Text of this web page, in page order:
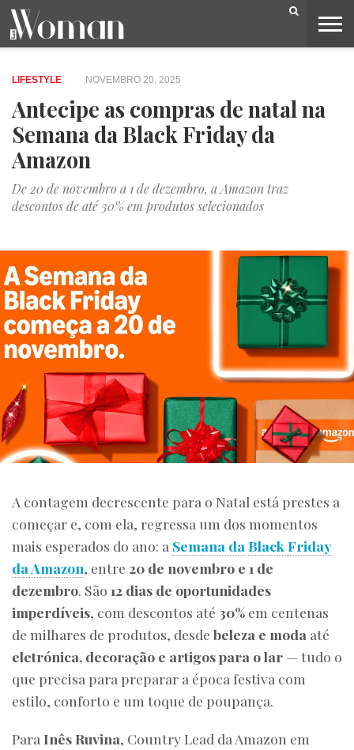
BELEZA
CAPA
LIFESTYLE
MODA
OPINIÃO
PESSOAS
SOCIEDADE
VIDEOS
LIFESTYLE NOVEMBRO 20, 2025
Antecipe as compras de natal na
Semana da Black Friday da
Amazon
De 20 de novembro a 1 de dezembro, a Amazon traz
descontos de até 30% em produtos selecionados
A contagem decrescente para o Natal está prestes a
começar e, com ela, regressa um dos momentos
mais esperados do ano: a Semana da Black Friday
da Amazon, entre 20 de novembro e 1 de
dezembro. São 12 dias de oportunidades
imperdíveis, com descontos até 30% em centenas
de milhares de produtos, desde beleza e moda até
eletrónica, decoração e artigos para o lar — tudo o
que precisa para preparar a época festiva com
estilo, conforto e um toque de poupança.
Para Inês Ruvina, Country Lead da Amazon em